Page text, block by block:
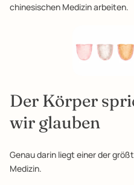
chinesischen Medizin arbeiten.
Der Körper
wir glauben
Genau darin liegt einer der
Medizin.